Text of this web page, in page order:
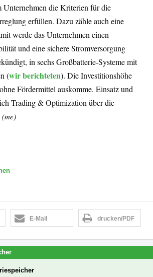
Unternehmen die Kriterien für die
erfüllen. Dazu zähle auch eine
werde das Unternehmen einen
und eine sichere Stromversorgung
in sechs Großbatterie-Systeme mit
(wir berichteten). Die Investitionshöhe
Fördermittel auskomme. Einsatz und
Trading & Optimization über die
(me)
E-Mail drucken/PDF